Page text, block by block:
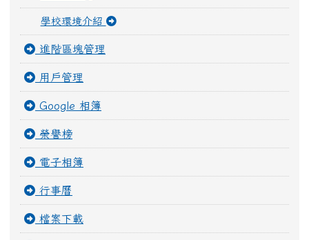
學校環境介紹
進階區塊管理
用戶管理
Google 相簿
榮譽榜
電子相簿
行事曆
檔案下載